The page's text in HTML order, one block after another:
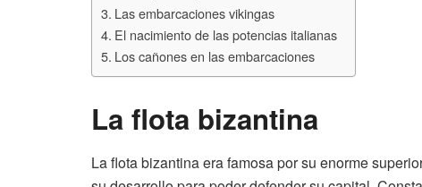
Las embarcaciones vikingas
El nacimiento de las potencias italianas
Los cañones en las embarcaciones
La flota bizantina
La flota bizantina era famosa por su enorme